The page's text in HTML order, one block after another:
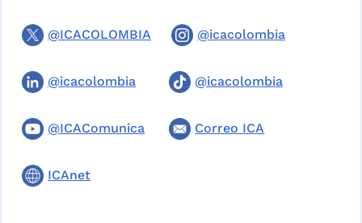
@ICACOLOMBIA @icacolombia
@icacolombia @icacolombia
@ICAComunica Correo ICA
ICAnet